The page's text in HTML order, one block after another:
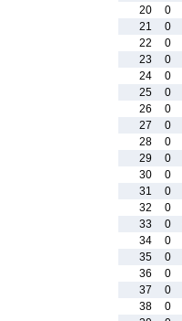
20
0
21
0
22
0
23
0
24
0
25
0
26
0
27
0
28
0
29
0
30
0
31
0
32
0
33
0
34
0
35
0
36
0
37
0
38
0